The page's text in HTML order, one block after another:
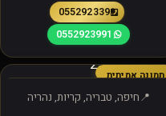
0552923391
0552923991
תמונה אמיתית
חיפה, טבריה, קריות, נהריה